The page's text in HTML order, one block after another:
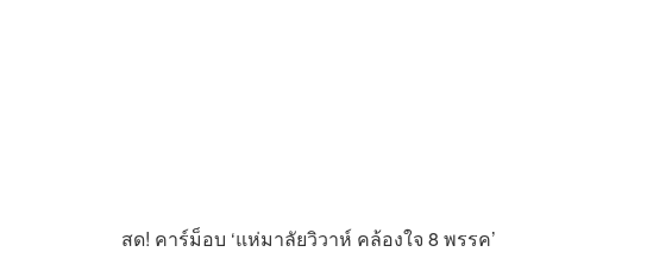
สด! คาร์ม็อบ ‘แห่มาลัยวิวาห์ คล้องใจ 8 พรรค’